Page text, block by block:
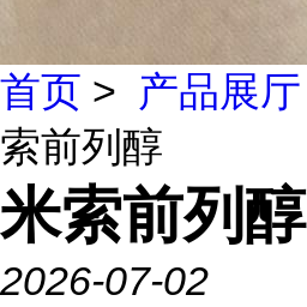
首页 > 产品展厅
索前列醇
米索前列醇
2026-07-02